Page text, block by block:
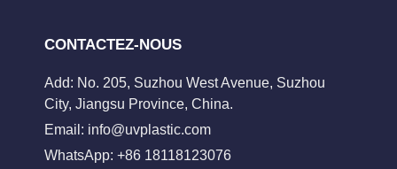
CONTACTEZ-NOUS
Add: No. 205, Suzhou West Avenue, Suzhou
City, Jiangsu Province, China.
Email: info@uvplastic.com
WhatsApp: +86 18118123076